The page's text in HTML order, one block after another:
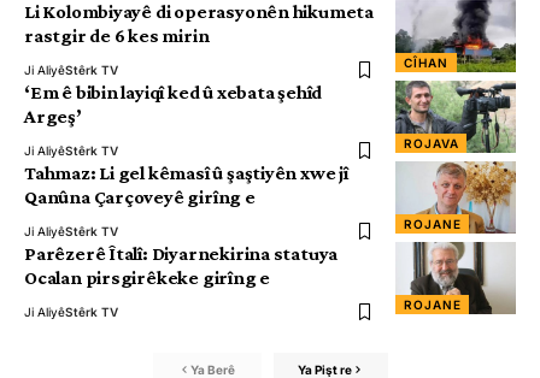
CÎHAN
Li Kolombiyayê di operasyonên hikumeta
rastgir de 6 kes mirin
Ji AliyêStêrk TV
ROJAVA
‘Em ê bibin layiqî ked û xebata şehîd
Argeş’
Ji AliyêStêrk TV
ROJANE
Tahmaz: Li gel kêmasî û şaştiyên xwe jî
Qanûna Çarçoveyê girîng e
Ji AliyêStêrk TV
ROJANE
Parêzerê Îtalî: Diyarnekirina statuya
Ocalan pirsgirêkeke girîng e
Ji AliyêStêrk TV
Ya Berê Ya Pişt re